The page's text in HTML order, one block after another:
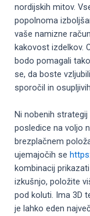
nordijskih mitov.
popolnoma
vaše namizne
kakovost izdelkov.
bodo pomagali
se, da boste
sporočil in
Ni nobenih
posledice na voljo
brezplačnem
ujemajočih se
kombinacij
izkušnjo, položite
pod koluti. Ima 3D
je lahko eden